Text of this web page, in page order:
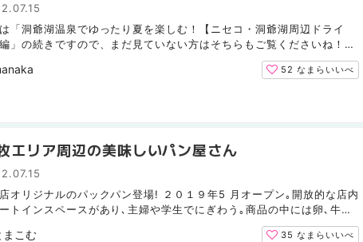
「洞爺湖温泉でゆったり夏を楽しむ！【ニセコ・洞爺湖周辺ドライ
」の続きですので、まだ見ていない方はそちらもご覧くださいね！
洞爺湖温泉から札幌への帰路で立ち寄ったスポットをご紹...
52なまらいいべ
エリア周辺の美味しいパン屋さん
オリジナルのパックパン登場! ２０１９年5 月オープン｡開放的な店内
トインスペースがあり､主婦や学生でにぎわう｡商品の中には卵､牛乳
の無添加パンもあり､アレルギーを気にする人に好評だ｡ ...
まこむ 35なまらいいべ